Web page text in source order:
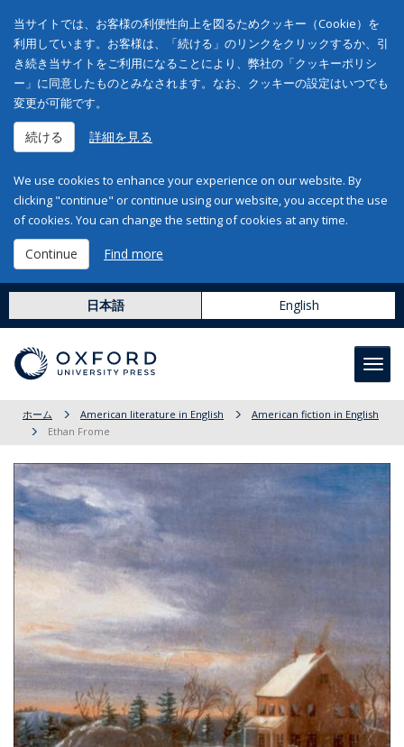
当サイトでは、お客様の利便性向上を図るためクッキー（Cookie）を
利用しています。お客様は、「続ける」のリンクをクリックするか、引
き続き当サイトをご利用になることにより、弊社の「クッキーポリシ
ー」に同意したものとみなされます。なお、クッキーの設定はいつでも
変更が可能です。
続ける 詳細を見る
We use cookies to enhance your experience on our website. By
clicking "continue" or continue using our website, you accept the use
of cookies. You can change the setting of cookies at any time.
Continue Find more
日本語 English
ホーム American literature in English
American fiction in English
Ethan Frome